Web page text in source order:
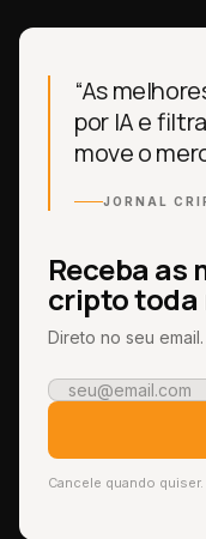
“As
por IA e
move o
JORNAL
Receba as
cripto toda
Direto no seu
Cancele quando quiser.